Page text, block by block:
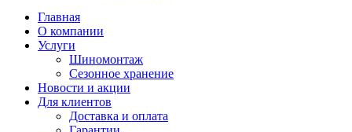
Главная
О компании
Услуги
Шиномонтаж
Сезонное хранение
Новости и акции
Для клиентов
Доставка и оплата